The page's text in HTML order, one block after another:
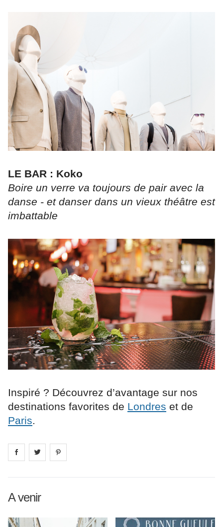
LE BAR : Koko
Boire un verre va toujours de pair avec la
danse - et danser dans un vieux théâtre est
imbattable
Inspiré ? Découvrez d’avantage sur nos
destinations favorites de Londres et de
Paris.
Share on facebook
Share on
A venir